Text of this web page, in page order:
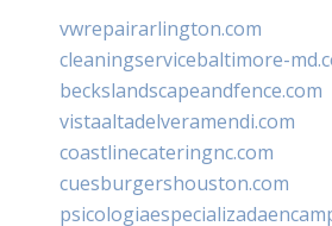
vwrepairarlington.com
cleaningservicebaltimore-
beckslandscapeandfence.com
vistaaltadelveramendi.com
coastlinecateringnc.com
cuesburgershouston.com